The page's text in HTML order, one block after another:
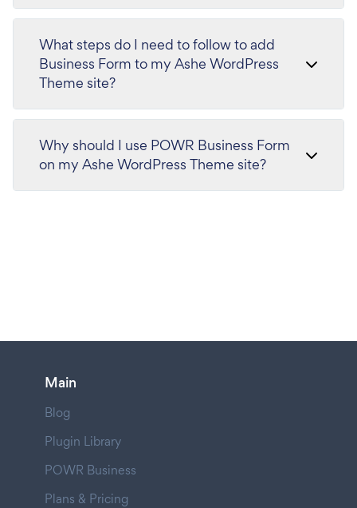
What steps do I need to follow to add
Business Form to my Ashe WordPress
Theme site?
Why should I use POWR Business Form
on my Ashe WordPress Theme site?
Main
Blog
Plugin Library
POWR Business
Plans & Pricing